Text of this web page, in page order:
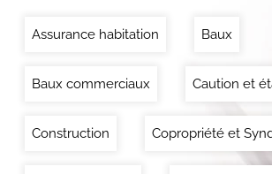
Assurance habitation Baux
Baux commerciaux Caution et
Construction Copropriété et